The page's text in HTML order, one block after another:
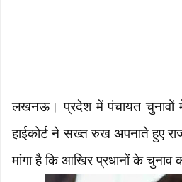
लखनऊ। प्रदेश में पंचायत चुनावों में
हाईकोर्ट ने सख्त रुख अपनाते हुए
मांगा है कि आखिर प्रधानों के चुनाव